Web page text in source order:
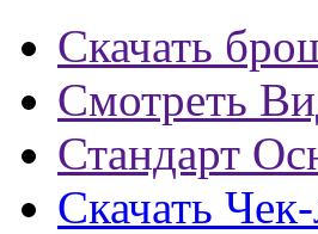
Скачать
Смотреть
Стандарт
Скачать